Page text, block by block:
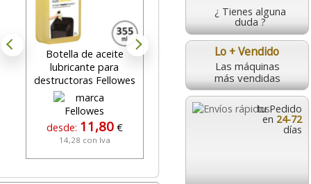
¿ Tienes alguna
duda ?
Lo + Vendido
Las máquinas
más vendidas
tu Pedido
en 24-72
días
Botella de aceite
lubricante para
destructoras Fellowes
desde: 11,80 €
14,28 con Iva
Fellowes Automax Tm
200C, Destructora de
papel automática